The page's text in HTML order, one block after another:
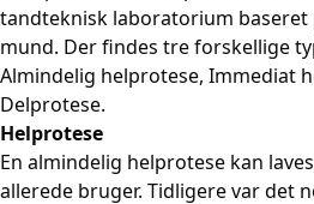
tandteknisk laboratorium
mund. Der findes tre forskellige
Almindelig helprotese, Immediat
Delprotese.
Helprotese
En almindelig helprotese kan
allerede bruger. Tidligere var det